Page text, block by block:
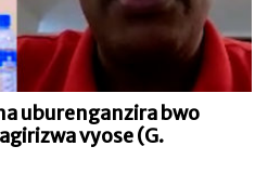
uburenganzira bwo
vyose (G.